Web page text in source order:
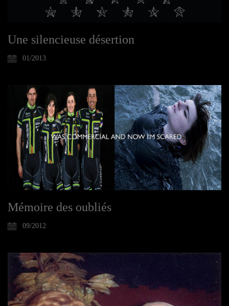
Une silencieuse désertion
01/2013
Mémoire des oubliés
09/2012